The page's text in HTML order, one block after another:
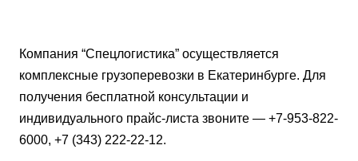
Компания “Спецлогистика” осуществляется
комплексные грузоперевозки в Екатеринбурге. Для
получения бесплатной консультации и
индивидуального прайс-листа звоните — +7-953-822-
6000, +7 (343) 222-22-12.